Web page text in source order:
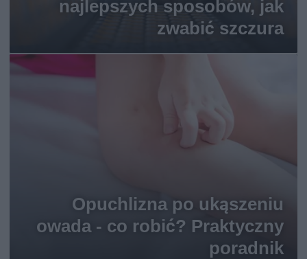
najlepszych sposobów, jak
zwabić szczura
Opuchlizna po ukąszeniu
owada - co robić? Praktyczny
poradnik